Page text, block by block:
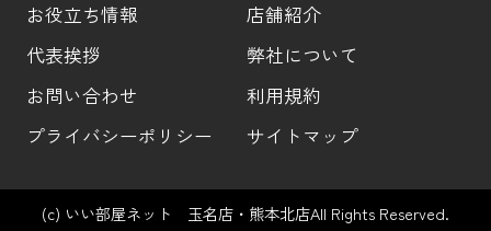
お役立ち情報
店舗紹介
代表挨拶
弊社について
お問い合わせ
利用規約
プライバシーポリシー
サイトマップ
(c) いい部屋ネット 玉名店・熊本北店All Rights Reserved.